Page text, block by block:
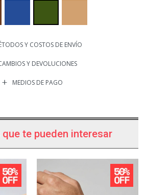
Y COSTOS DE ENVÍO
Y DEVOLUCIONES
MEDIOS DE PAGO
te pueden interesar